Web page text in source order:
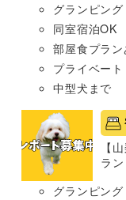
グランピング
同室宿泊OK
部屋食プラン
プライベー
中型犬まで
【
ラン
グランピング